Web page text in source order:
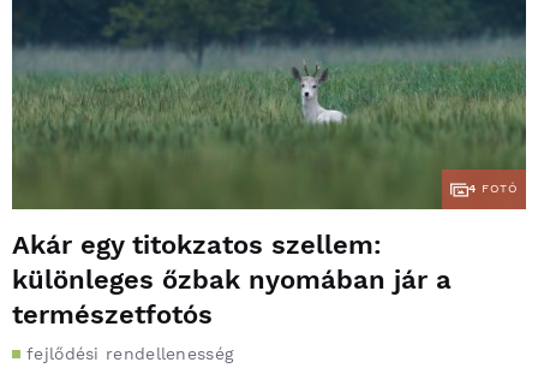
4 FOTÓ
Akár egy titokzatos szellem:
különleges őzbak nyomában jár a
természetfotós
fejlődési rendellenesség